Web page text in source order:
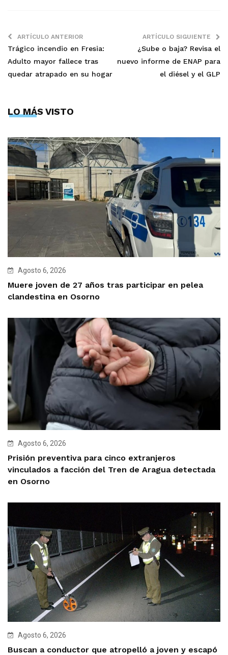
ARTÍCULO ANTERIOR
Trágico incendio en Fresia:
Adulto mayor fallece tras
quedar atrapado en su hogar
ARTÍCULO SIGUIENTE
¿Sube o baja? Revisa el
nuevo informe de ENAP para
el diésel y el GLP
LO MÁS VISTO
Agosto 6, 2026
Muere joven de 27 años tras participar en pelea
clandestina en Osorno
Agosto 6, 2026
Prisión preventiva para cinco extranjeros
vinculados a facción del Tren de Aragua detectada
en Osorno
Agosto 6, 2026
Buscan a conductor que atropelló a joven y escapó